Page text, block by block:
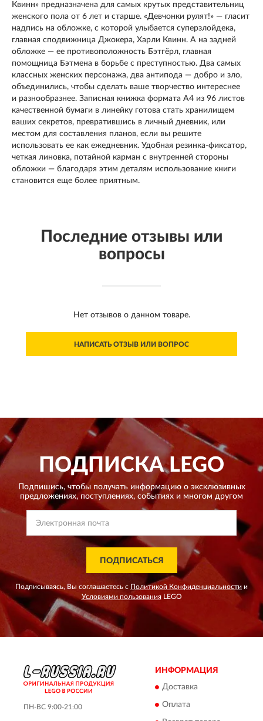
Квинн» предназначена для самых крутых представительниц
женского пола от 6 лет и старше. «Девчонки рулят!» — гласит
надпись на обложке, с которой улыбается суперзлойдека,
главная сподвижница Джокера, Харли Квинн. А на задней
обложке — ее противоположность Бэтгёрл, главная
помощница Бэтмена в борьбе с преступностью. Два самых
классных женских персонажа, два антипода — добро и зло,
объединились, чтобы сделать ваше творчество интереснее
и разнообразнее. Записная книжка формата А4 из 96 листов
качественной бумаги в линейку готова стать хранилищем
ваших секретов, превратившись в личный дневник, или
местом для составления планов, если вы решите
использовать ее как ежедневник. Удобная резинка-фиксатор,
четкая линовка, потайной карман с внутренней стороны
обложки — благодаря этим деталям использование книги
становится еще более приятным.
Последние отзывы или
вопросы
Нет отзывов о данном товаре.
НАПИСАТЬ ОТЗЫВ ИЛИ ВОПРОС
ПОДПИСКАLEGO
Подпишись, чтобы получать информацию о эксклюзивных
предложениях, поступлениях, событиях и многом другом
ПОДПИСАТЬСЯ
Подписываясь, Вы соглашаетесь с Политикой Конфиденциальности и
Условиями пользованияLEGO
ПН-ВС 9:00-21:00
ИНФОРМАЦИЯ
Доставка
Оплата